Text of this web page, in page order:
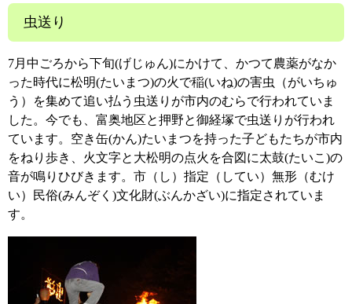
虫送り
7月中ごろから下旬(げじゅん)にかけて、かつて農薬がなか
った時代に松明(たいまつ)の火で稲(いね)の害虫（がいちゅ
う）を集めて追い払う虫送りが市内のむらで行われていま
した。今でも、富奥地区と押野と御経塚で虫送りが行われ
ています。空き缶(かん)たいまつを持った子どもたちが市内
をねり歩き、火文字と大松明の点火を合図に太鼓(たいこ)の
音が鳴りひびきます。市（し）指定（してい）無形（むけ
い）民俗(みんぞく)文化財(ぶんかざい)に指定されていま
す。